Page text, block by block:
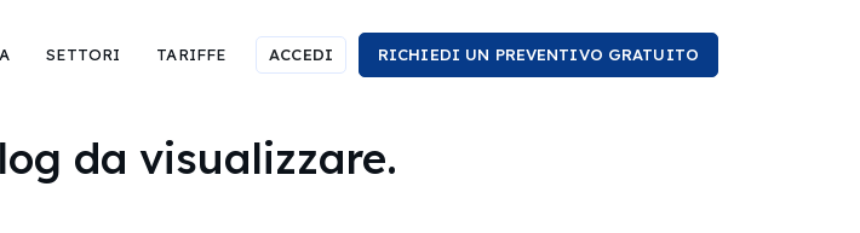
SETTORI TARIFFE ACCEDI RICHIEDI UN PREVENTIVO GRATUITO
da visualizzare.